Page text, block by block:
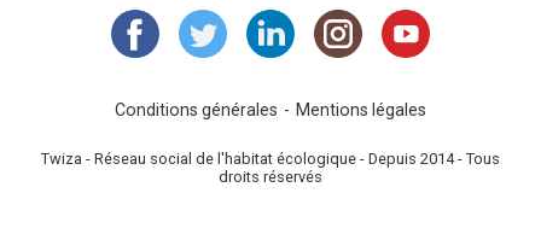
Conditions générales Mentions légales
Twiza - Réseau social de l'habitat écologique - Depuis 2014 - Tous
droits réservés